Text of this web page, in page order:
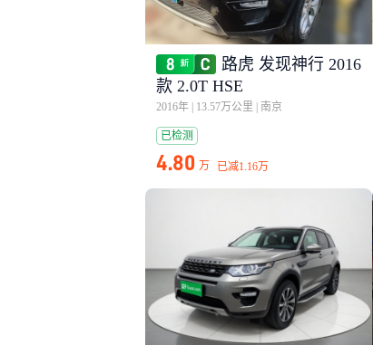
路虎 发现神行 2016
款 2.0T HSE
2016年 13.57万公里 南京
已检测
4.80 万 已减1.16万